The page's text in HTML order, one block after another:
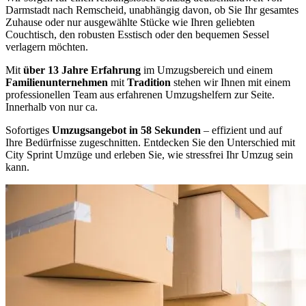
Darmstadt nach Remscheid, unabhängig davon, ob Sie Ihr gesamtes
Zuhause oder nur ausgewählte Stücke wie Ihren geliebten
Couchtisch, den robusten Esstisch oder den bequemen Sessel
verlagern möchten.
Mit über 13 Jahre Erfahrung im Umzugsbereich und einem
Familienunternehmen mit Tradition stehen wir Ihnen mit einem
professionellen Team aus erfahrenen Umzugshelfern zur Seite.
Innerhalb von nur ca.
Sofortiges Umzugsangebot in 58 Sekunden – effizient und auf
Ihre Bedürfnisse zugeschnitten. Entdecken Sie den Unterschied mit
City Sprint Umzüge und erleben Sie, wie stressfrei Ihr Umzug sein
kann.